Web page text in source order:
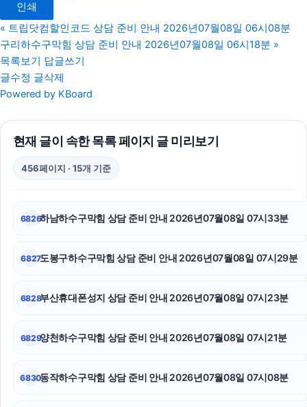
금천구하수구막힘
고양이파양
강남성범죄변호사
레이 EV 장기렌트
대환대출
부산휴대폰성지
인쇄
« 트립닷컴할인코드 상담 준비 안내 2026년07월08일 06시08분
구리하수구막힘 상담 준비 안내 2026년07월08일 06시18분 »
목록보기
답글쓰기
글수정 글삭제
Powered by KBoard
현재 글이 속한 목록 페이지 글 미리보기
456페이지 · 15개 기준
6826하남하수구막힘 상담 준비 안내 2026년07월08일 07시33분
6827도봉구하수구막힘 상담 준비 안내 2026년07월08일 07시29분
6828부산휴대폰성지 상담 준비 안내 2026년07월08일 07시23분
6829양천하수구막힘 상담 준비 안내 2026년07월08일 07시21분
6830동작하수구막힘 상담 준비 안내 2026년07월08일 07시08분